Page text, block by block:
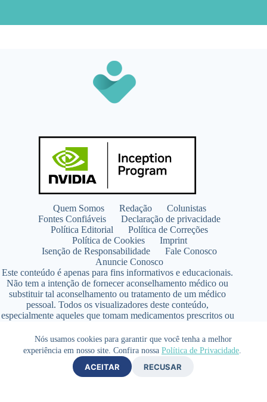
Nós usamos cookies para garantir que você tenha a melhor
experiência em nosso site. Confira nossa Política de Privacidade.
ACEITAR RECUSAR
Quem Somos Redação
Colunistas
Fontes Confiáveis
Declaração de privacidade
Política Editorial
Política de Correções
Política de Cookies
Imprint
Isenção de Responsabilidade
Fale Conosco
Anuncie Conosco
Este conteúdo é apenas para fins informativos e educacionais.
Não tem a intenção de fornecer aconselhamento médico ou
substituir tal aconselhamento ou tratamento de um médico
pessoal. Todos os visualizadores deste conteúdo,
especialmente aqueles que tomam medicamentos prescritos ou
qualquer programa de nutrição, suplementação ou estilo de
vida.
Copyright © 2026 - SaúdeLAB.com pertence ao grupo
VKCF Soluções Digitais Ltda - CNPJ n° 43.726.917/0001-80